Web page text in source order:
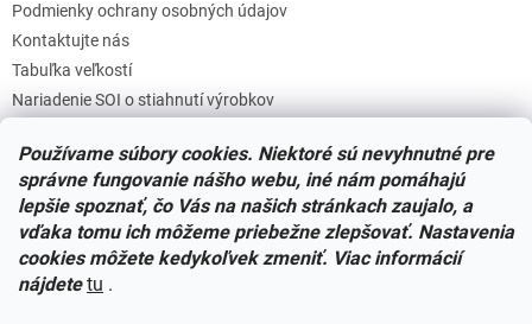
Používame súbory cookies. Niektoré sú nevyhnutné pre
správne fungovanie nášho webu, iné nám pomáhajú
lepšie spoznať, čo Vás na našich stránkach zaujalo, a
vďaka tomu ich môžeme priebežne zlepšovať. Nastavenia
cookies môžete kedykoľvek zmeniť. Viac informácií
nájdete tu .
Podmienky ochrany osobných údajov
Kontaktujte nás
Tabuľka veľkostí
Nariadenie SOI o stiahnutí výrobkov
Zásady súborov COOKIES
Facebook